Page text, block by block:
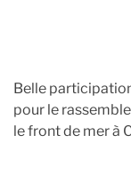
Belle
pour le
le front de mer à